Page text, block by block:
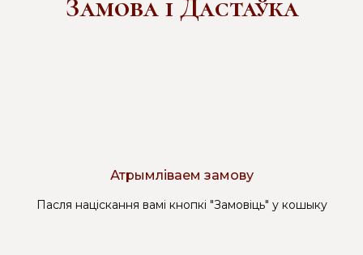
Замова і Дастаўка
Атрымліваем замову
Пасля націскання вамі кнопкі "Замовіць" у кошыку